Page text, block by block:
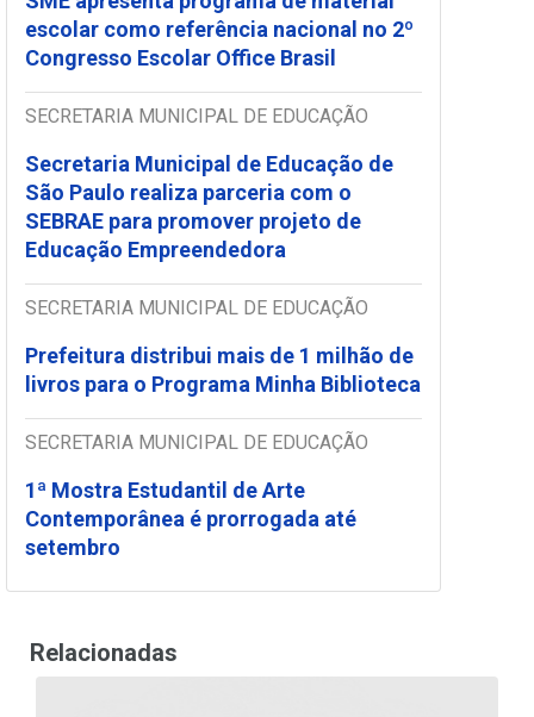
escolar como referência nacional no 2º
Congresso Escolar Office Brasil
SECRETARIA MUNICIPAL DE EDUCAÇÃO
Secretaria Municipal de Educação de
São Paulo realiza parceria com o
SEBRAE para promover projeto de
Educação Empreendedora
SECRETARIA MUNICIPAL DE EDUCAÇÃO
Prefeitura distribui mais de 1 milhão de
livros para o Programa Minha Biblioteca
SECRETARIA MUNICIPAL DE EDUCAÇÃO
1ª Mostra Estudantil de Arte
Contemporânea é prorrogada até
setembro
Relacionadas